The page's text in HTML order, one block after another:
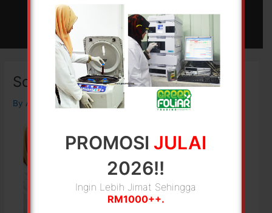
Main
Menu
Screenshot 2022-12-08 105948
By Admin Gosawit/08/12/2022
PROMOSI JULAI
2026!!
Ingin Lebih Jimat Sehingga
RM1000++.